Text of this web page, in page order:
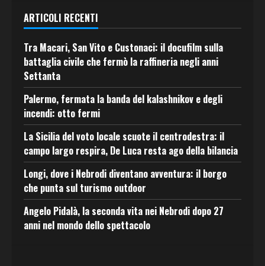
ARTICOLI RECENTI
Tra Macari, San Vito e Custonaci: il docufilm sulla
battaglia civile che fermò la raffineria negli anni
Settanta
Palermo, fermata la banda del kalashnikov e degli
incendi: otto fermi
La Sicilia del voto locale scuote il centrodestra: il
campo largo respira, De Luca resta ago della bilancia
Longi, dove i Nebrodi diventano avventura: il borgo
che punta sul turismo outdoor
Angelo Pidalà, la seconda vita nei Nebrodi dopo 27
anni nel mondo dello spettacolo